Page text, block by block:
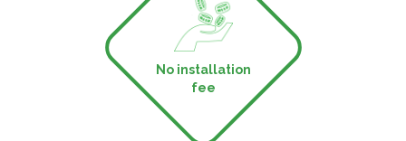
No installation
fee